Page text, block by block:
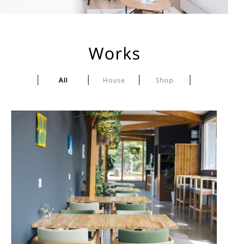
All House Shop